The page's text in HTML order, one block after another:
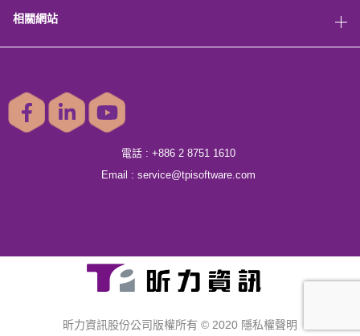
相關網站
電話 : +886 2 8751 1610
Email : service@tpisoftware.com
昕力資訊股份公司版權所有 © 2020 隱私權聲明